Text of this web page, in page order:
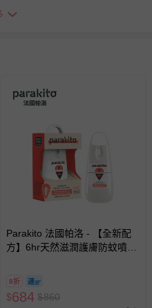
童可直接配戴。
﹑廣藿香精油﹑N-乙基-5-
的網袋內(印有logo朝上)即可
後，建議用冷水手洗並搭配
懸掛晾乾。不可機洗、漂白、
期／猶豫期權益，但此期間
及贈品等。
Parakito 法國帕洛 - 【全新配
方】6hr天然滋潤護膚防蚊噴霧
8折
$684 $860